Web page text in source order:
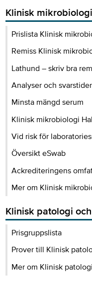
Klinisk mikrobiologi
Prislista Klinisk
Remiss Klinisk
Lathund – skriv bra
Analyser och
Minsta mängd serum
Klinisk mikrobiologi
Vid risk för
Översikt eSwab
Ackrediteringens
Mer om Klinisk
Klinisk patologi
Prisgruppslista
Prover till Klinisk
Mer om Klinisk